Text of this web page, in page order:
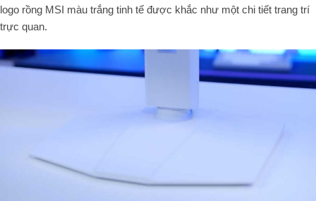
logo rồng MSI màu trắng tinh tế được khắc như một chi tiết trang trí
trực quan.